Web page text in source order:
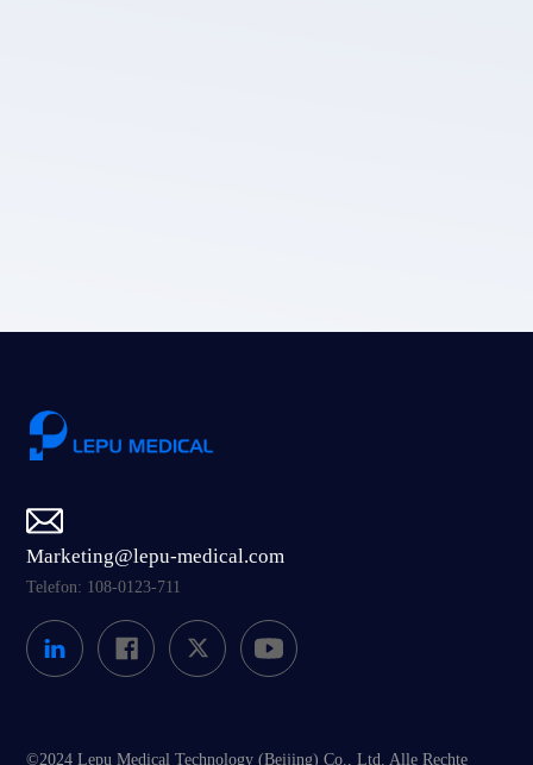
Marketing@lepu-medical.com
Telefon: 108-0123-711
©2024 Lepu Medical Technology (Beijing) Co., Ltd. Alle Rechte